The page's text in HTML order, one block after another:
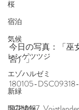
桜
宿泊
気候
レンゲツツジ
エゾハルゼミ
新緑
今日の写真：「巫
宮）」
180105-